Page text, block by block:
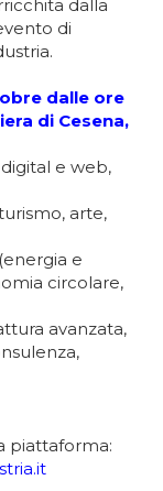
dalla
di
dalle ore
di Cesena,
digital e web,
arte,
(energia e
circolare,
avanzata,
piattaforma: